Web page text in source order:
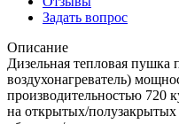
Задать вопрос
Описание
Дизельная тепловая пушка
воздухонагреватель)
производительностью 720
на открытых/